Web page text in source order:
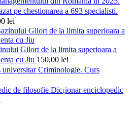
pe chestionarea a 693 specialisti.
lei
Gilort de la limita superioara a
cu Jiu 150,00 lei
Criminologie. Curs
Dicționar enciclopedic